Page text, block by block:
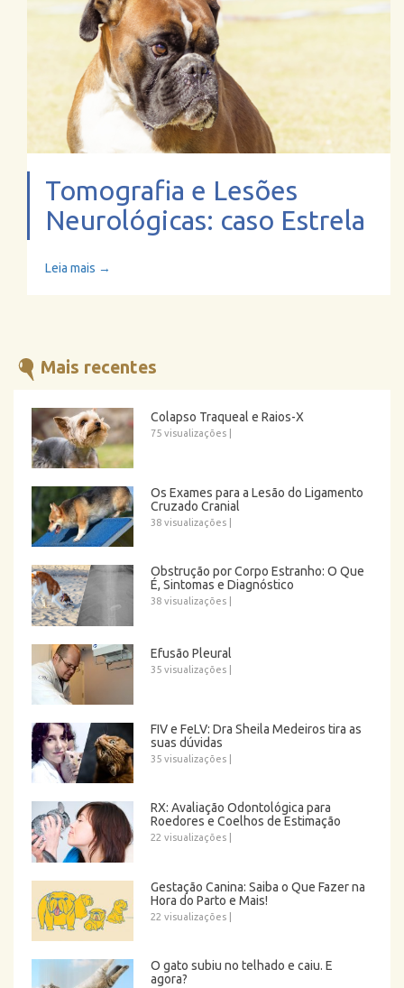
Tomografia e Lesões
Neurológicas: caso Estrela
Leia mais →
Mais recentes
Colapso Traqueal e Raios-X
75 visualizações
Os Exames para a Lesão do Ligamento
Cruzado Cranial
38 visualizações
Obstrução por Corpo Estranho: O Que
É, Sintomas e Diagnóstico
38 visualizações
Efusão Pleural
35 visualizações
FIV e FeLV: Dra Sheila Medeiros tira as
suas dúvidas
35 visualizações
RX: Avaliação Odontológica para
Roedores e Coelhos de Estimação
22 visualizações
Gestação Canina: Saiba o Que Fazer na
Hora do Parto e Mais!
22 visualizações
O gato subiu no telhado e caiu. E
agora?